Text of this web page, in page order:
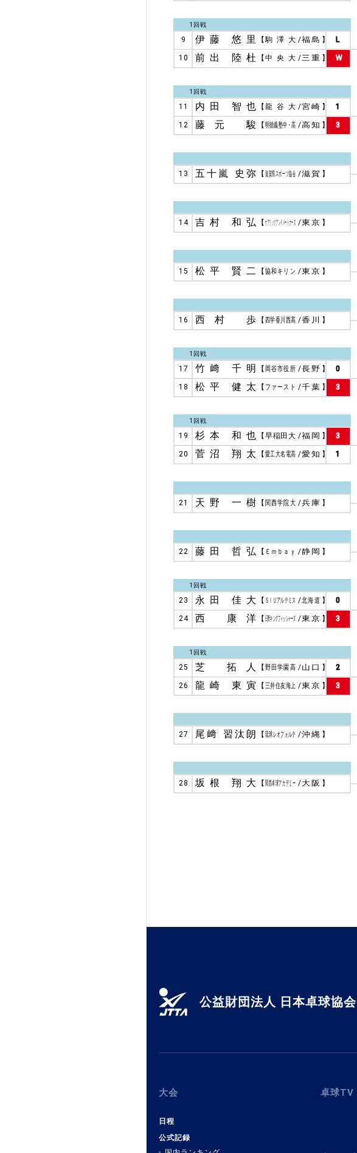
1回戦
L
9 伊藤 悠里 【駒澤大 /福島 】
W
10 前出 陸杜 【 中央大 /三重 】
1回戦
1
11 内田 智也 【 龍谷大 /宮崎 】
3
12 藤元 駿 【 明徳義塾中・高 /高知 】
13 五十嵐 史弥 【 滋賀県スポーツ協会 /滋賀 】
14 吉村 和弘 【 ケアリッツアンドパートナーズ /東京 】
15 松平 賢二 【 協和キリン /東京 】
16 西村 歩 【 四学香川西高 /香川 】
1回戦
0
17 竹﨑 千明 【 岡谷市役所 /長野 】
3
18 松平 健太 【 ファースト /千葉 】
1回戦
3
19 杉本 和也 【 早稲田大 /福岡 】
1
20 菅沼 翔太 【 愛工大名電高 /愛知 】
21 天野 一樹 【 関西学院大 /兵庫 】
22 藤田 哲弘 【 Ｅｍｂａｙ /静岡 】
1回戦
0
23 永田 佳大 【 ＳＩＵアルテミス /北海道 】
3
24 西 康洋 【 日野キングフィッシャーズ /東京 】
1回戦
2
25 芝 拓人 【 野田学園高 /山口 】
3
26 龍崎 東寅 【 三井住友海上 /東京 】
27 尾﨑 習汰朗 【 琉球レオフォルテ /沖縄 】
28 坂根 翔大 【 関西卓球アカデミー /大阪 】
公益財団法人 日本卓球協会
大会
日程
公式記録
卓球TV